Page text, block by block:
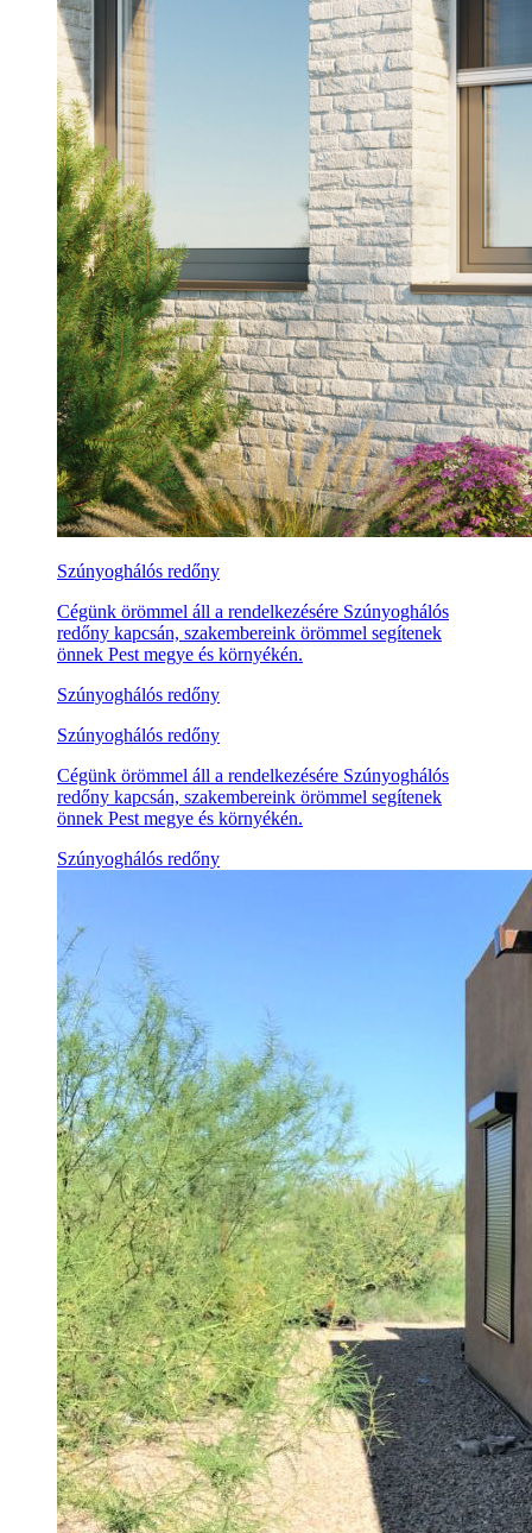
Szúnyoghálós redőny
Cégünk örömmel áll a rendelkezésére Szúnyoghálós
redőny kapcsán, szakembereink örömmel segítenek
önnek Pest megye és környékén.
Szúnyoghálós redőny
Szúnyoghálós redőny
Cégünk örömmel áll a rendelkezésére Szúnyoghálós
redőny kapcsán, szakembereink örömmel segítenek
önnek Pest megye és környékén.
Szúnyoghálós redőny